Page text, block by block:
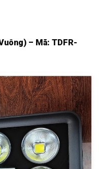
– Mã: TDFR-